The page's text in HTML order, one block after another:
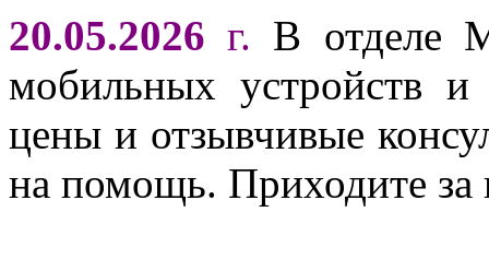
20.05.2026 г. В отделе
мобильных устройств
цены и отзывчивые
на помощь. Приходите